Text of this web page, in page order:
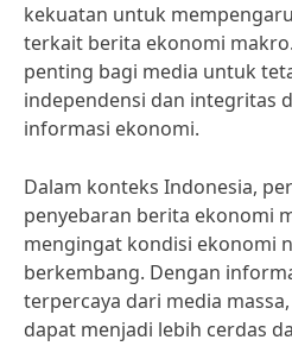
kekuatan untuk
terkait berita ekonomi
penting bagi media untuk
independensi dan integritas
informasi ekonomi.
Dalam konteks Indonesia,
penyebaran berita ekonomi
mengingat kondisi ekonomi
berkembang. Dengan
terpercaya dari media
dapat menjadi lebih cerdas